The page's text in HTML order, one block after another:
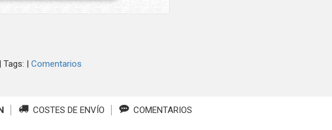
Tags: | Comentarios
COSTES DE ENVÍO COMENTARIOS